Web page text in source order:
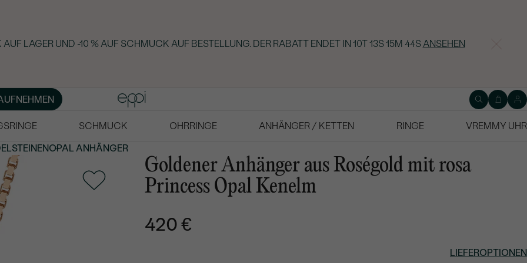
LAGER UND -10 % AUF SCHMUCK AUF BESTELLUNG. DER RABATT ENDET IN 10T 13S 15M 43SANSEHEN
SCHMUCK OHRRINGE ANHÄNGER / KETTEN RINGE
VREMMY UHR
OPAL ANHÄNGER
Goldener Anhänger aus Roségold mit rosa
Princess Opal Kenelm
420 €
LIEFEROPTIONEN